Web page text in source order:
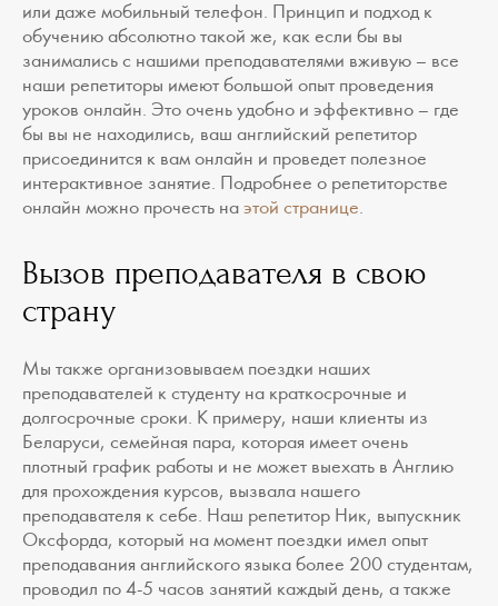
или даже мобильный телефон. Принцип и подход к
обучению абсолютно такой же, как если бы вы
занимались с нашими преподавателями вживую – все
наши репетиторы имеют большой опыт проведения
уроков онлайн. Это очень удобно и эффективно – где
бы вы не находились, ваш английский репетитор
присоединится к вам онлайн и проведет полезное
интерактивное занятие. Подробнее о репетиторстве
онлайн можно прочесть на этой странице.
Вызов преподавателя в свою
страну
Мы также организовываем поездки наших
преподавателей к студенту на краткосрочные и
долгосрочные сроки. К примеру, наши клиенты из
Беларуси, семейная пара, которая имеет очень
плотный график работы и не может выехать в Англию
для прохождения курсов, вызвала нашего
преподавателя к себе. Наш репетитор Ник, выпускник
Оксфорда, который на момент поездки имел опыт
преподавания английского языка более 200 студентам,
проводил по 4-5 часов занятий каждый день, а также